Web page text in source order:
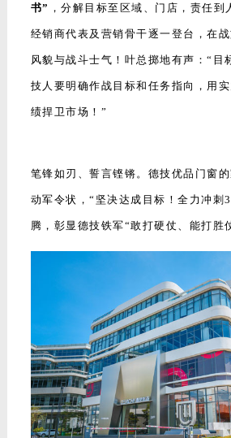
书” ，分解目标至区域、门店，责任到
经销商代表及营销骨干逐一登台，在
风貌与战斗士气！叶总掷地有声：“目
技人要明确作战目标和任务指向，用
绩捍卫市场！”
笔锋如刃、誓言铿锵。德技优品门窗
动军令状，“坚决达成目标！全力冲刺
腾，彰显德技铁军“敢打硬仗、能打胜